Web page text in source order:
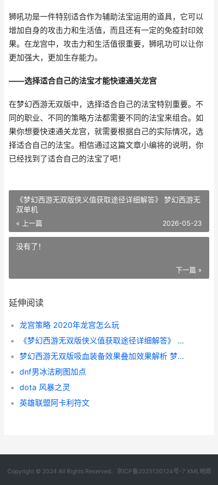
狮吼功是一件特别适合作为辅助法宝运用的道具，它可以
增加自身的攻击力和生活值，而且还有一定的免疫封印效
果。在龙宫中，攻击力和生活值很重要，狮吼功可以让你
更加强大，更加生存能力。
——选择适合自己的法宝才能快速通关龙宫
在梦幻西游无双版中，选择适合自己的法宝特别重要。不
同的职业、不同的策略方法都需要不同的法宝来组合。如
果你想要快速通关龙宫，就需要根据自己的实际情况，选
择适合自己的法宝。相信通过这篇文章小编将的说明，你
已经找到了适合自己的法宝了吧！
《梦幻西游无双版侠义值获取途径详细解答》 梦幻西游无
双单机
« 上一篇 2026-05-23
没有了！
下一篇 »
延伸阅读
龙宫策略 2020年龙宫怎么玩
《梦幻西游无双版侠义值获取途径详细解答》 梦幻西游无双单机
梦幻西游无双版吸血装备效果叠加效果解析 梦幻西游手游
dnf男冰洁刷图加点
dota 风暴之灵
英雄联盟阿卡利符文
Copyright © 2024 All Rights Reserved. 京ICP备2025130124号-7 XML地图